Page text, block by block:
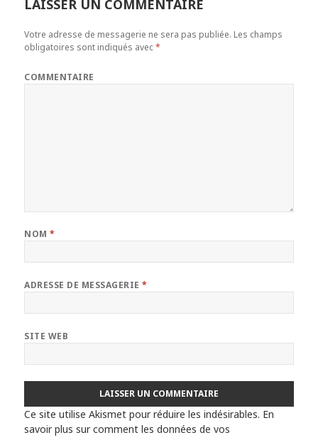
LAISSER UN COMMENTAIRE
Votre adresse de messagerie ne sera pas publiée. Les champs
obligatoires sont indiqués avec*
COMMENTAIRE
NOM*
ADRESSE DE MESSAGERIE*
SITE WEB
Ce site utilise Akismet pour réduire les indésirables. En
savoir plus sur comment les données de vos